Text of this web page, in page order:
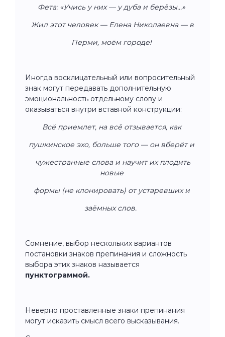
Фета: «Учись у них — у дуба и берёзы...»
Жил этот человек — Елена Николаевна — в
Перми, моём городе!
Иногда восклицательный или вопросительный
знак могут передавать дополнительную
эмоциональность отдельному слову и
оказываться внутри вставной конструкции:
Всё приемлет, на всё отзывается, как
пушкинское эхо, больше того — он вберёт и
чужестранные слова и научит их плодить
новые
формы (не клонировать) от устаревших и
заёмных слов.
Сомнение, выбор нескольких вариантов
постановки знаков препинания и сложность
выбора этих знаков называется
пунктограммой.
Неверно проставленные знаки препинания
могут исказить смысл всего высказывания.